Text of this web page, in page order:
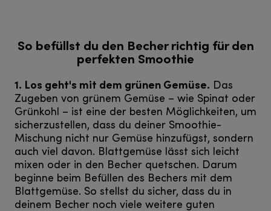
So befüllst du den Becher richtig für den
perfekten Smoothie
1. Los geht's mit dem grünen Gemüse. Das
Zugeben von grünem Gemüse – wie Spinat oder
Grünkohl – ist eine der besten Möglichkeiten, um
sicherzustellen, dass du deiner Smoothie-
Mischung nicht nur Gemüse hinzufügst, sondern
auch viel davon. Blattgemüse lässt sich leicht
mixen oder in den Becher quetschen. Darum
beginne beim Befüllen des Bechers mit dem
Blattgemüse. So stellst du sicher, dass du in
deinem Becher noch viele weitere guten